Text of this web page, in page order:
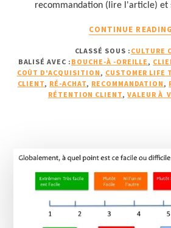
recommandation (lire l'article)
CONTINUE READING
CLASSÉ SOUS : CULTURE
BALISÉ AVEC : BOUCHE-À -OREILLE,
COÛT D'ACQUISITION, CUSTOMER LIFE
CLIENT, RÉ-ACHAT, RECOMMANDATION,
RÉTENTION CLIENT,VALEUR À